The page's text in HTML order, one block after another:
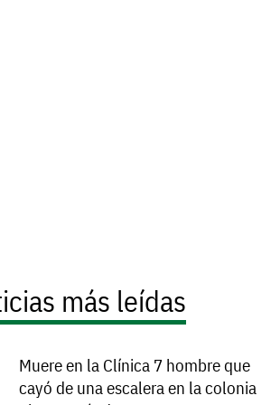
más leídas
Muere en la Clínica 7 hombre que
cayó de una escalera en la colonia